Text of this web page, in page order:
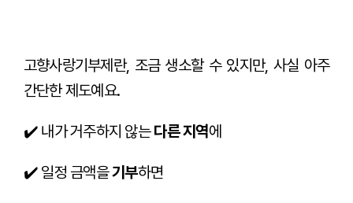
고향사랑기부제란, 조금 생소할 수 있지만, 사실 아주
간단한 제도예요.
✔️ 내가 거주하지 않는다른 지역에
✔️ 일정 금액을기부하면